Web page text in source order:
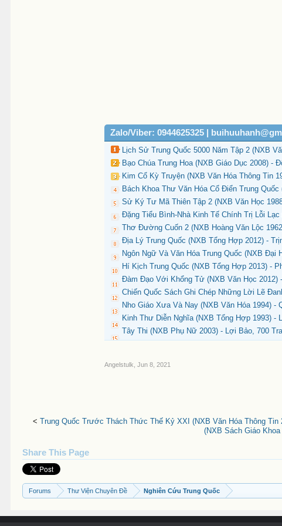
Zalo/Viber: 0944625325 |
Lịch Sử Trung Quốc 5000 Năm Tập 2 (NXB
Bạo Chúa Trung Hoa (NXB Giáo Dục 2008) -
Kim Cổ Kỳ Truyện (NXB Văn Hóa Thông Tin
Bách Khoa Thư Văn Hóa Cổ Điển Trung
Sử Ký Tư Mã Thiên Tập 2 (NXB Văn Học
Đặng Tiểu Bình-Nhà Kinh Tế Chính Trị Lỗi
Thơ Đường Cuốn 2 (NXB Hoàng Văn Lộc
Địa Lý Trung Quốc (NXB Tổng Hợp 2012) -
Ngôn Ngữ Và Văn Hóa Trung Quốc (NXB Đại
Hí Kịch Trung Quốc (NXB Tổng Hợp 2013) -
Đàm Đạo Với Khổng Tử (NXB Văn Học 2012)
Chiến Quốc Sách Ghi Chép Những Lời Lẽ
Nho Giáo Xưa Và Nay (NXB Văn Hóa 1994) -
Kinh Thư Diễn Nghĩa (NXB Tổng Hợp 1993) -
Tây Thi (NXB Phụ Nữ 2003) - Lợi Bảo, 700
Angelstulk
Jun 8, 2021
< Trung Quốc Trước Thách Thức Thế Kỷ XXI (NXB Văn Hóa Thông Tin
(NXB Sách Giáo
Share This Page
Forums Thư Viện Chuyên Đề Nghiên Cứu Trung Quốc